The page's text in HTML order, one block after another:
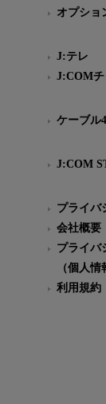
オプショ
J:テレ
J:COM
ケーブル
J:COM
プライバ
会社概要
プライバ
（個人
利用規約